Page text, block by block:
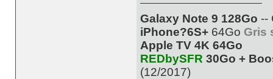
Galaxy Note 9 128Go --
iPhone?6S+64Go Gris
Apple TV 4K 64Go
REDbySFR 30Go +
(12/2017)